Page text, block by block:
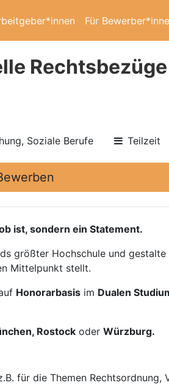
Für
Soziale Berufe Teilzeit
ist, sondern ein Statement.
größter Hochschule und
Mittelpunkt stellt.
Honorarbasis im Dualen
Rostock oder Würzburg.
für die Themen Rechtsordnung,